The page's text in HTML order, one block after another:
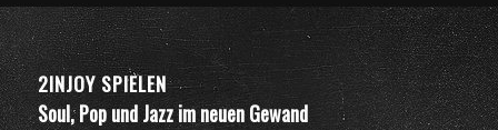
2INJOY SPIELEN
Soul, Pop und Jazz im neuen Gewand